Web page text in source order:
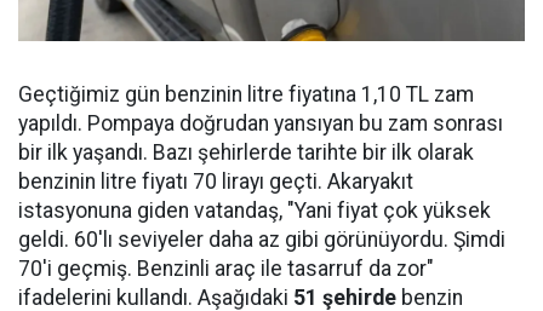
Geçtiğimiz gün benzinin litre fiyatına 1,10 TL zam
yapıldı. Pompaya doğrudan yansıyan bu zam sonrası
bir ilk yaşandı. Bazı şehirlerde tarihte bir ilk olarak
benzinin litre fiyatı 70 lirayı geçti. Akaryakıt
istasyonuna giden vatandaş, "Yani fiyat çok yüksek
geldi. 60'lı seviyeler daha az gibi görünüyordu. Şimdi
70'i geçmiş. Benzinli araç ile tasarruf da zor"
ifadelerini kullandı. Aşağıdaki 51 şehirde benzin